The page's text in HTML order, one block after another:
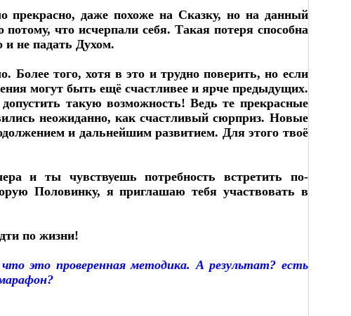
даже похоже на Сказку, но на данный
что исчерпали себя. Такая потеря способна
и не падать Духом.
Более того, хотя в это и трудно поверить, но если
могут быть ещё счастливее и ярче предыдущих.
такую возможность! Ведь те прекрасные
неожиданно, как счастливый сюрприз. Новые
и дальнейшим развитием. Для этого твоё
и ты чувствуешь потребность встретить по-
Половинку, я приглашаю тебя участвовать в
по жизни!
это проверенная методика. А результат? есть